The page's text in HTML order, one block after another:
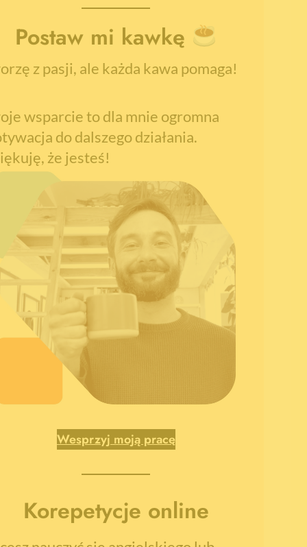
Postaw mi kawkę
z pasji, ale każda kawa pomaga!
wsparcie to dla mnie ogromna
do dalszego działania.
że jesteś!
Wesprzyj moją pracę
Korepetycje online